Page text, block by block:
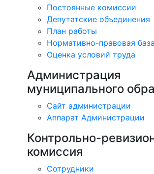
Постоянные комиссии
Депутатские объединения
План работы
Нормативно-правовая база
Оценка условий труда
Администрация
муниципального
Сайт администрации
Аппарат Администрации
Контрольно-
комиссия
Сотрудники